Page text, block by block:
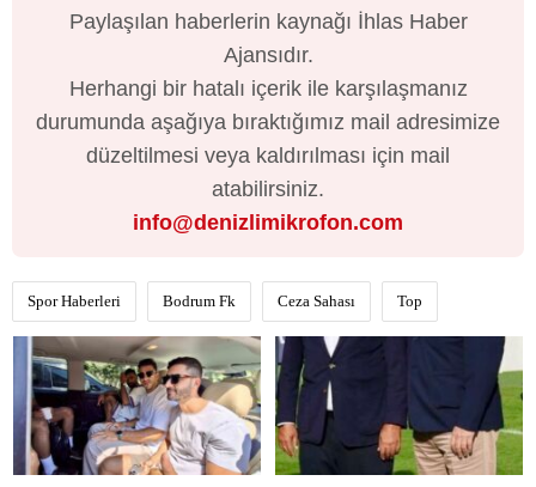
Paylaşılan haberlerin kaynağı İhlas Haber
Ajansıdır.
Herhangi bir hatalı içerik ile karşılaşmanız
durumunda aşağıya bıraktığımız mail adresimize
düzeltilmesi veya kaldırılması için mail
atabilirsiniz.
info@denizlimikrofon.com
Spor Haberleri Bodrum Fk Ceza Sahası Top